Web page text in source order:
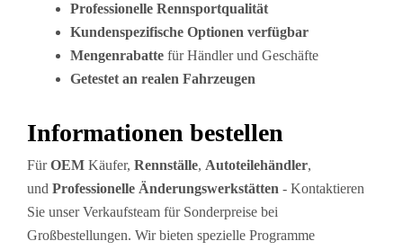
Professionelle Rennsportqualität
Kundenspezifische Optionen verfügbar
Mengenrabatte für Händler und Geschäfte
Getestet an realen Fahrzeugen
Informationen bestellen
FürOEM Käufer, Rennställe, Autoteilehändler,
und Professionelle Änderungswerkstätten - Kontaktieren
Sie unser Verkaufsteam für Sonderpreise bei
Großbestellungen. Wir bieten spezielle Programme